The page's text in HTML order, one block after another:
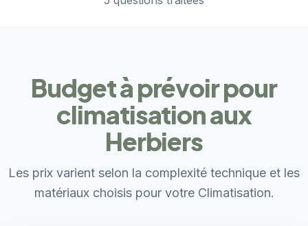
Budget à prévoir pour
climatisation aux
Herbiers
Les prix varient selon la complexité technique et les
matériaux choisis pour votre Climatisation.